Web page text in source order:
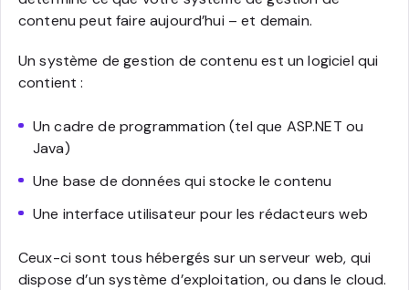
contenu peut faire aujourd’hui – et demain.
Un système de gestion de contenu est un logiciel qui
contient :
Un cadre de programmation (tel que ASP.NET ou
Java)
Une base de données qui stocke le contenu
Une interface utilisateur pour les rédacteurs web
Ceux-ci sont tous hébergés sur un serveur web, qui
dispose d’un système d’exploitation, ou dans le cloud.